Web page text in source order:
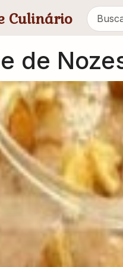
Culinário
de